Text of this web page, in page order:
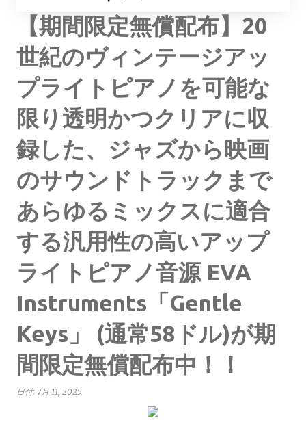
【期間限定無償配布】20
世紀のヴィンテージアッ
プライトピアノを可能な
限り透明かつクリアに収
録した、ジャズから映画
のサウンドトラックまで
あらゆるミックスに適合
する汎用性の高いアップ
ライトピアノ音源 EVA
Instruments「Gentle
Keys」 (通常58ドル)が期
間限定無償配布中！！
日付: 7月 11, 2025